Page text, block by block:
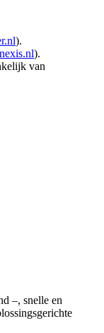
).
).
van
–, snelle en